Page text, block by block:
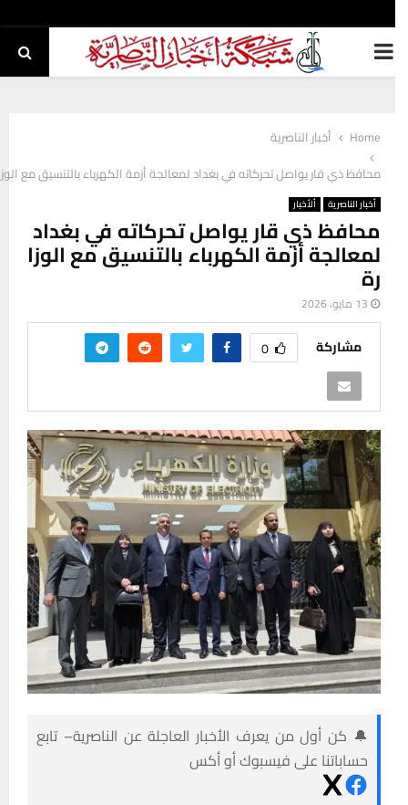
PRIMARY
Home
أخبار الناصرية
محافظ ذي قار يواصل تحركاته في بغداد لمعالجة أزمة الكهرباء بالتنسيق مع الوزارة
أخبار الناصرية ألأخبار
محافظ ذي قار يواصل تحركاته في بغداد
لمعالجة أزمة الكهرباء بالتنسيق مع الوزا
رة
13 مايو، 2026
مشاركة 0
🔔 كن أول من يعرف الأخبار العاجلة عن الناصرية– تابع
حساباتنا على فيسبوك أو أكس